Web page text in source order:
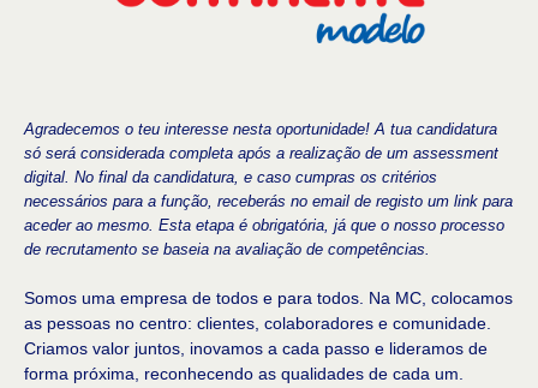
Agradecemos o teu interesse nesta oportunidade! A tua candidatura
só será considerada completa após a realização de um assessment
digital. No final da candidatura, e caso cumpras os critérios
necessários para a função, receberás no email de registo um link para
aceder ao mesmo. Esta etapa é obrigatória, já que o nosso processo
de recrutamento se baseia na avaliação de competências.
Somos uma empresa de todos e para todos. Na MC, colocamos
as pessoas no centro: clientes, colaboradores e comunidade.
Criamos valor juntos, inovamos a cada passo e lideramos de
forma próxima, reconhecendo as qualidades de cada um.